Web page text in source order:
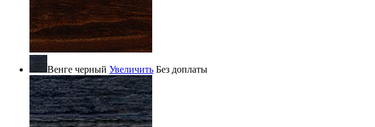
Венге черный Увеличить Без доплаты